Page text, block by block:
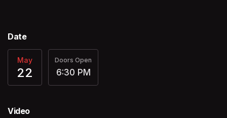
Date
May
22
Doors Open
6:30 PM
Video